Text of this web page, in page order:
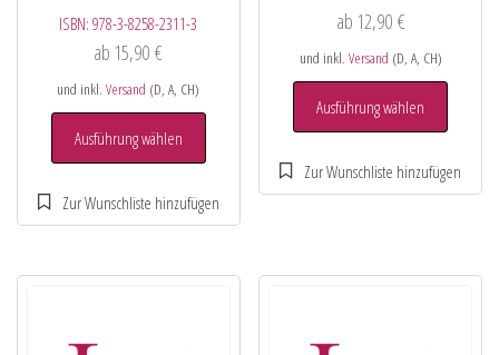
ISBN:978-3-8258-2311-3
ab 15,90€
und inkl.Versand (D, A, CH)
Ausführung wählen
ab 12,90 €
und inkl. Versand (D, A, CH)
Ausführung wählen